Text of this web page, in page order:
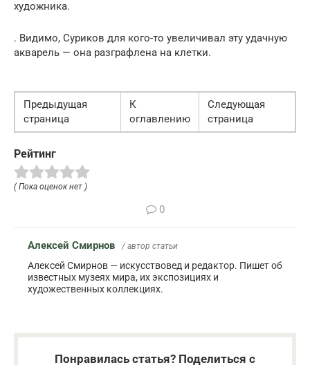
художника.
. Видимо, Суриков для кого-то увеличивал эту удачную
акварель — она разграфлена на клетки.
Предыдущая
страница
К
оглавлению
Следующая
страница
Рейтинг
( Пока оценок нет )
0
Алексей Смирнов / автор статьи
Алексей Смирнов — искусствовед и редактор. Пишет об
известных музеях мира, их экспозициях и
художественных коллекциях.
Понравилась статья? Поделиться с